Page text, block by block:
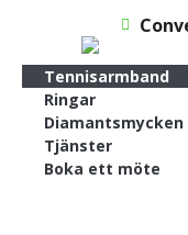
innehållTennisarmband
Ringar
Diamantsmycken
Tjänster
Boka ett möte